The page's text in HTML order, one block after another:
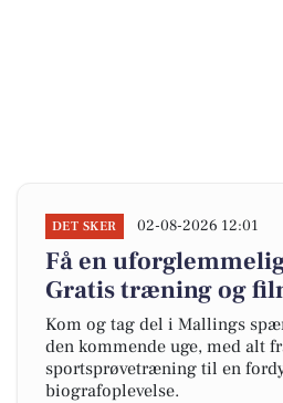
DET SKER 02-08-2026 12:01
Få en
Gratis træning og
Kom og tag del i Mallings
den kommende uge, med alt
sportsprøvetræning til en
biografoplevelse.